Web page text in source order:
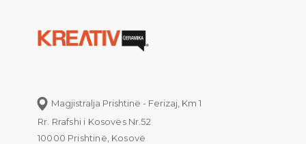
Magjistralja Prishtinë - Ferizaj, Km 1
Rr. Rrafshi i Kosovës Nr.52
10000 Prishtinë, Kosovë